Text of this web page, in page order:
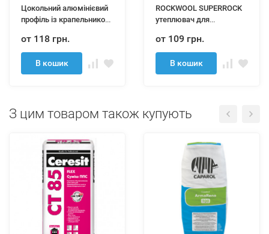
Цокольний алюмінієвий
профіль із крапельником
от 118 грн.
В кошик
ROCKWOOL SUPERROCK
утеплювач для
м²
от 109 грн.
В кошик
З цим товаром також купують